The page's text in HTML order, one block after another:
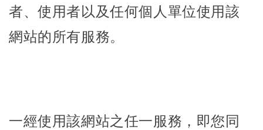
者、使用者以及任何個人單位使用該
網站的所有服務。
一經使用該網站之任一服務，即您同